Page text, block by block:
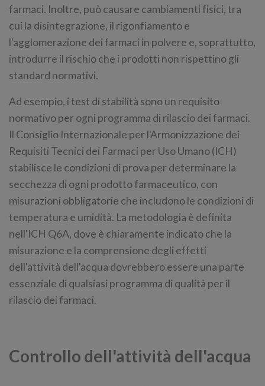
farmaci. Inoltre, può causare cambiamenti fisici, tra
cui la disintegrazione, il rigonfiamento e
l'agglomerazione dei farmaci in polvere e, soprattutto,
introdurre il rischio che i prodotti non rispettino gli
standard normativi.
Ad esempio, i test di stabilità sono un requisito
normativo per ogni programma di rilascio dei farmaci.
Il Consiglio Internazionale per l'Armonizzazione dei
Requisiti Tecnici dei Farmaci per Uso Umano (ICH)
stabilisce le condizioni di prova per determinare la
secchezza di ogni prodotto farmaceutico, con
misurazioni obbligatorie che includono le condizioni di
temperatura e umidità. La metodologia è definita
nell'ICH Q6A, dove è chiaramente indicato che la
misurazione e la comprensione degli effetti
dell'attività dell'acqua dovrebbero essere una parte
essenziale di qualsiasi programma di qualità per il
rilascio dei farmaci.
Controllo dell'attività dell'acqua